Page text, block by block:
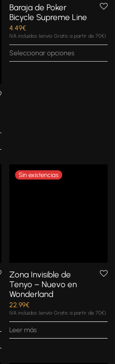
Baraja de Poker
Bicycle Supreme Line
4.49€
IVA incluidos (envío Gratis a partir de 70€)
Seleccionar opciones
Zona Invisible de
Tenyo – Nuevo en
Wonderland
22.99€
IVA incluidos (envío Gratis a partir de 70€)
Leer más